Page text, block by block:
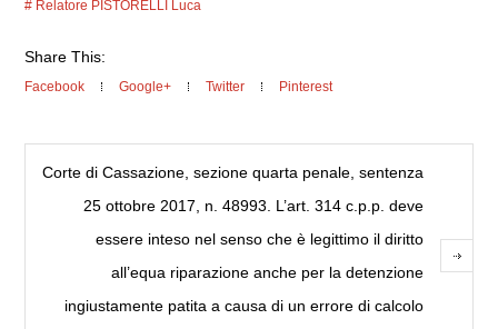
Relatore PISTORELLI Luca
Share This:
Facebook Google+ Twitter Pinterest
Corte di Cassazione, sezione quarta penale, sentenza
25 ottobre 2017, n. 48993. L’art. 314 c.p.p. deve
essere inteso nel senso che è legittimo il diritto
all’equa riparazione anche per la detenzione
ingiustamente patita a causa di un errore di calcolo